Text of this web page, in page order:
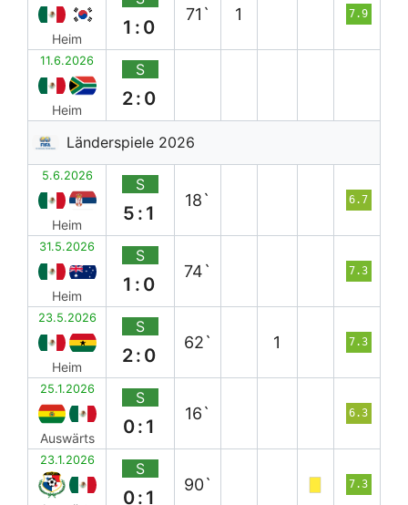
Heim
1:0
71` 1 7.9
11.6.2026
Heim
S
2:0
Länderspiele 2026
5.6.2026
Heim
S
5:1
18` 6.7
31.5.2026
Heim
S
1:0
74` 7.3
23.5.2026
Heim
S
2:0
62` 1 7.3
25.1.2026
Auswärts
S
0:1
16` 6.3
23.1.2026 S
0:1
90` 7.3